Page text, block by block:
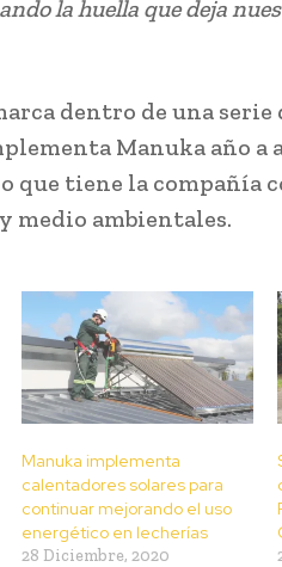
la huella que deja
dentro de una serie
Manuka año a
que tiene la compañía
medio ambientales.
Manuka implementa
calentadores solares para
continuar mejorando el uso
energético en lecherías
28 Diciembre, 2020